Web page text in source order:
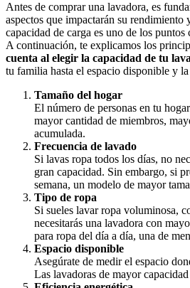
Antes de comprar una lavadora, es
aspectos que impactarán su
capacidad de carga es uno de los
A continuación, te explicamos los
cuenta al elegir la capacidad de tu
tu familia hasta el espacio disponible y
Tamaño del hogar
El número de personas en tu
mayor cantidad de miembros,
acumulada.
Frecuencia de lavado
Si lavas ropa todos los días, no
gran capacidad. Sin embargo, si
semana, un modelo de mayor
Tipo de ropa
Si sueles lavar ropa voluminosa,
necesitarás una lavadora con
para ropa del día a día, una de
Espacio disponible
Asegúrate de medir el espacio
Las lavadoras de mayor